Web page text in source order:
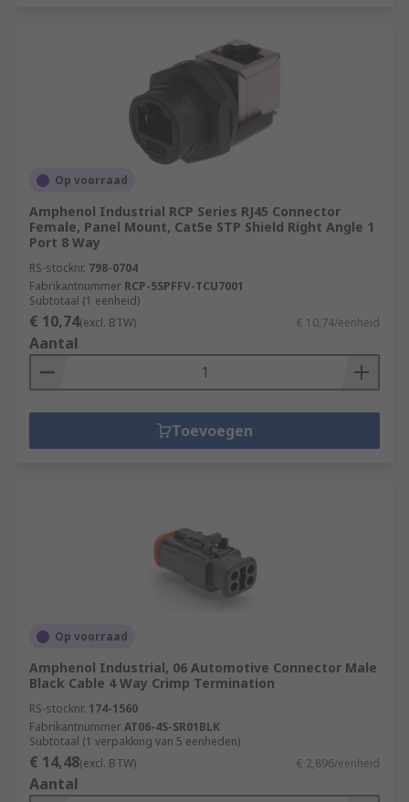
Op voorraad
Amphenol Industrial RCP Series RJ45 Connector
Female, Panel Mount, Cat5e STP Shield Right Angle 1
Port 8 Way
RS-stocknr. 798-0704
Fabrikantnummer RCP-5SPFFV-TCU7001
Subtotaal (1 eenheid)
€ 10,74(excl. BTW) € 10,74/eenheid
Aantal
Toevoegen
Op voorraad
Amphenol Industrial, 06 Automotive Connector Male
Black Cable 4 Way Crimp Termination
RS-stocknr. 174-1560
FabrikantnummerAT06-4S-SR01BLK
Subtotaal (1 verpakking van 5 eenheden)
€ 14,48(excl. BTW) € 2,896/eenheid
Aantal